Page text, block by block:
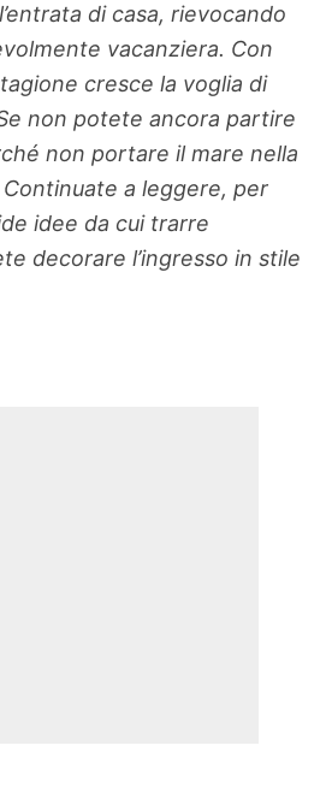
di casa, rievocando
vacanziera. Con
cresce la voglia di
non potete ancora partire
non portare il mare nella
a leggere, per
idee da cui trarre
decorare l’ingresso in stile